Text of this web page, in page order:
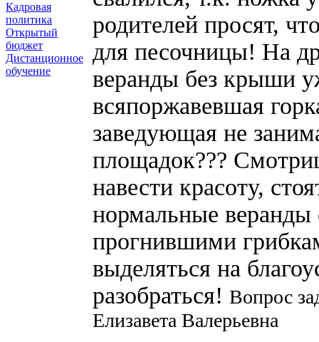
Кадровая
политика
Открытый
бюджет
Дистанционное
обучение
родителей просят,
для песочницы! На
веранды без крыши
всяпоржавевшая
заведующая не
площадок???
навести красоту,
нормальные веранды
прогнившими
выделяться на
разобраться! Вопрос
Елизавета Валерьевна